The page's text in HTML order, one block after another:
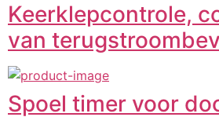
Keerklepcontrole,
van
Spoel timer voor